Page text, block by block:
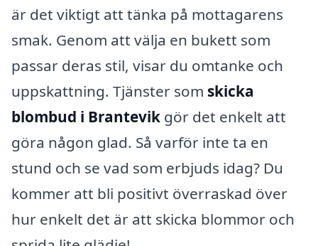
är det viktigt att tänka på mottagarens
smak. Genom att välja en bukett som
passar deras stil, visar du omtanke och
uppskattning. Tjänster som skicka
blombud i Brantevik gör det enkelt att
göra någon glad. Så varför inte ta en
stund och se vad som erbjuds idag? Du
kommer att bli positivt överraskad över
hur enkelt det är att skicka blommor och